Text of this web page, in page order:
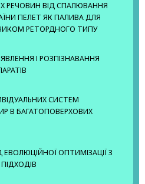
РЕЧОВИН ВІД СПАЛЮВАННЯ
ПЕЛЕТ ЯК ПАЛИВА ДЛЯ
РЕТОРДНОГО ТИПУ
І РОЗПІЗНАВАННЯ
СИСТЕМ
В БАГАТОПОВЕРХОВИХ
ОПТИМІЗАЦІЇ З